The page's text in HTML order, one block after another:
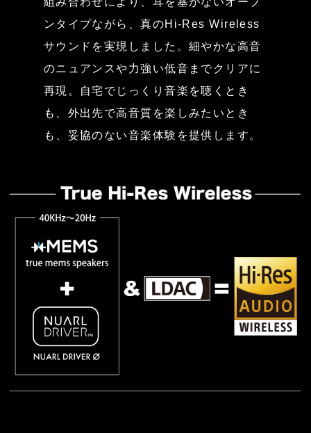
ンタイプながら、真のHi-Res Wireless
サウンドを実現しました。細やかな高音
のニュアンスや力強い低音までクリアに
再現。自宅でじっくり音楽を聴くとき
も、外出先で高音質を楽しみたいとき
も、妥協のない音楽体験を提供します。